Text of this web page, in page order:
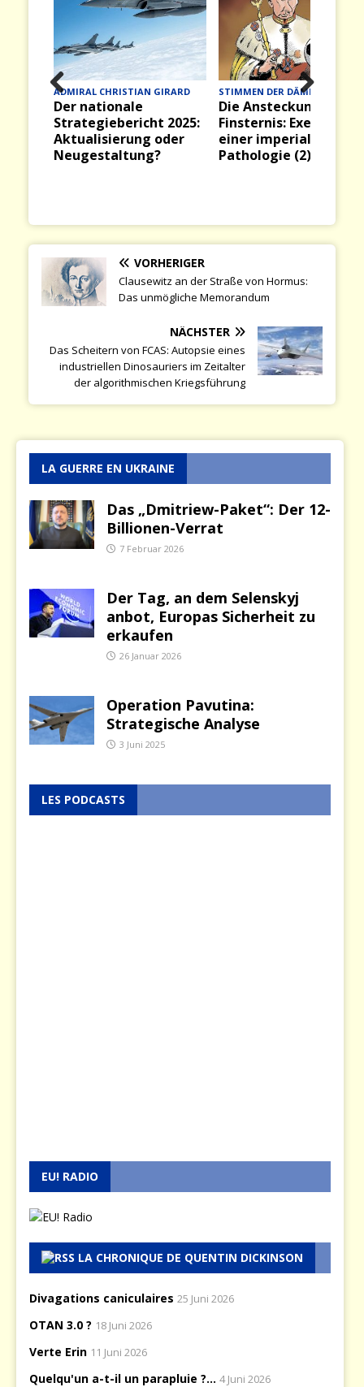
ADMIRAL CHRISTIAN GIRARD
Der nationale
Strategiebericht 2025:
Aktualisierung oder
Neugestaltung?
STIMMEN DER DÄMMERUNG
Die Ansteckung der
Finsternis: Exegese
einer imperialen
Pathologie (2)
Prev
ious
Nex
VORHERIGER
Clausewitz an der Straße von Hormus:
Das unmögliche Memorandum
NÄCHSTER
Das Scheitern von FCAS: Autopsie eines
industriellen Dinosauriers im Zeitalter
der algorithmischen Kriegsführung
LA GUERRE EN UKRAINE
Das „Dmitriew-Paket“: Der 12-
Billionen-Verrat
7 Februar 2026
Der Tag, an dem Selenskyj
anbot, Europas Sicherheit zu
erkaufen
26 Januar 2026
Operation Pavutina:
Strategische Analyse
3 Juni 2025
LES PODCASTS
EU! RADIO
LA CHRONIQUE DE QUENTIN DICKINSON
Divagations caniculaires 25 Juni 2026
OTAN 3.0 ? 18 Juni 2026
Verte Erin 11 Juni 2026
Quelqu'un a-t-il un parapluie ?... 4 Juni 2026